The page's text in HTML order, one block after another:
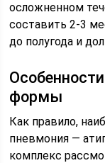
осложненном
составить 2-3
до полугода и
формы
Как правило,
пневмония —
комплекс